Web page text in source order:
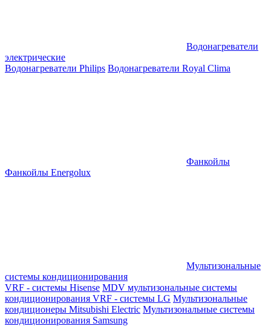
Водонагреватели
электрические
Водонагреватели Philips Водонагреватели Royal Clima
Фанкойлы
Фанкойлы Energolux
Мультизональные
системы кондиционирования
VRF - системы Hisense MDV мультизональные системы
кондиционирования VRF - системы LG Мультизональные
кондиционеры Mitsubishi Electric Мультизональные системы
кондиционирования Samsung